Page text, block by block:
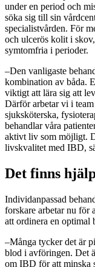
under en period och
söka sig till sin
specialistvården. För
och ulcerös kolit i
symtomfria i perioder.
–Den vanligaste
kombination av båda.
viktigt att lära sig att
Därför arbetar vi i
sjuksköterska,
behandlar våra
aktivt liv som möjligt.
livskvalitet med IBD,
Det finns
Individanpassad
forskare arbetar nu för
att ordinera en optimal
–Många tycker det är
blod i avföringen. Det
om IBD för att minska